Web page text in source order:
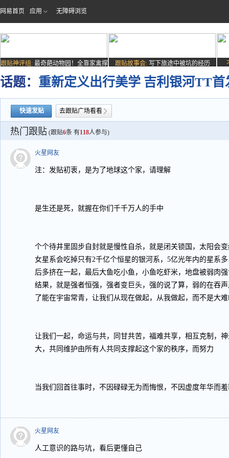
网易首页 应用 无障碍浏览
跟贴神评组: 最奇葩动物园！全靠家禽撑
场子
跟贴故事会: 写下旅途中被坑的经历
话题： 重新定义出行美学 吉利银河TT
快速发贴 去跟贴广场看看
热门跟贴 (跟贴6条 有118人参与)
火星网友
注：发贴初衷，是为了地球这个家，请理解
是生还是死，就握在你们千千万人的手中
个个待井里固步自封就是慢性自杀，就是闭关锁国，太阳会
女星系会吃掉只有2千亿个恒星的银河系，5亿光年内的星系
后多挤在一起，最后大鱼吃小鱼，小鱼吃虾米，地盘被弱肉
结果，就是强者恒强，强者变巨头，强的说了算，弱的在吞
了能在宇宙常青，让我们从现在做起，从我做起，而不是大
让我们一起，命运与共，同甘共苦，福难共享，相互克制，
大，共同维护由所有人共同支撑起这个家的秩序，而努力
当我们回首往事时，不因碌碌无为而悔恨，不因虚度年华而
火星网友
人工意识的路与坑，看后更懂自己